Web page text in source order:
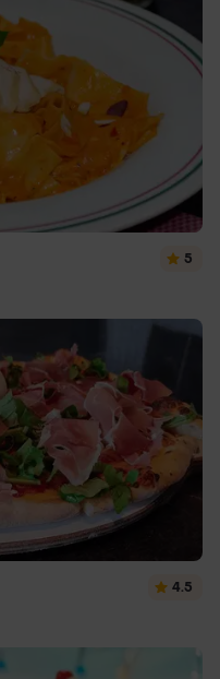
5
4.5